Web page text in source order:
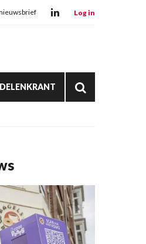
Log in